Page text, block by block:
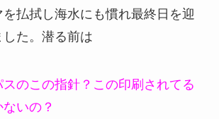
を払拭し海水にも慣れ最終日を迎
た。潜る前は
のこの指針？この印刷されてる
いの？